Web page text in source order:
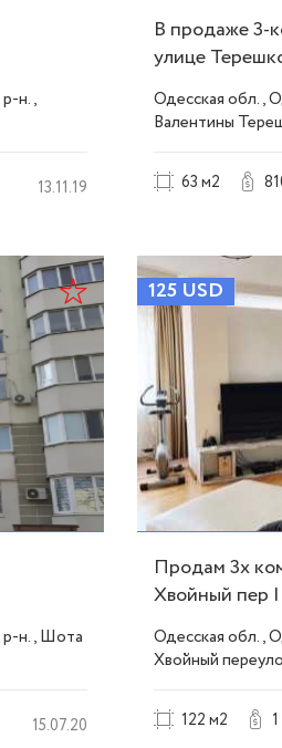
н.,
13.11.19
В продаже 3-
улице
Одесская обл.,
Валентины
63 м2
р-н., Шота
15.07.20
125 USD
Продам 3х
Хвойный пер
Одесская обл.,
Хвойный
122 м2